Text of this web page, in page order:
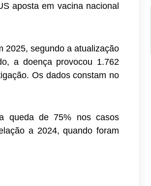
aposta em vacina nacional
2025, segundo a atualização
a doença provocou 1.762
Os dados constam no
queda de 75% nos casos
a 2024, quando foram